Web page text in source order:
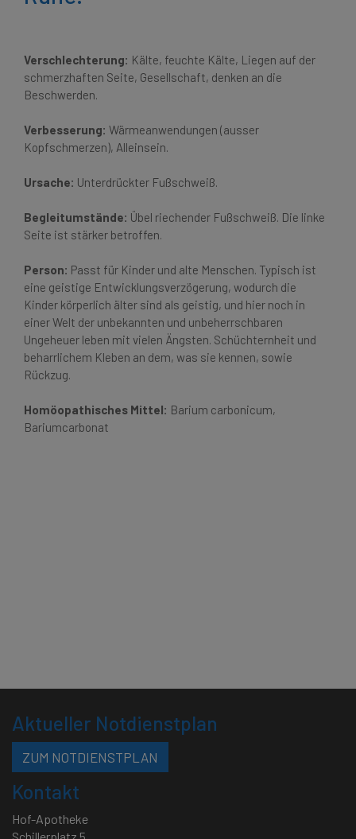
Verschlechterung: Kälte, feuchte Kälte, Liegen auf der
schmerzhaften Seite, Gesellschaft, denken an die
Beschwerden.
Verbesserung: Wärmeanwendungen (ausser
Kopfschmerzen), Alleinsein.
Ursache: Unterdrückter Fußschweiß.
Begleitumstände: Übel riechender Fußschweiß. Die linke
Seite ist stärker betroffen.
Person: Passt für Kinder und alte Menschen. Typisch ist
eine geistige Entwicklungsverzögerung, wodurch die
Kinder körperlich älter sind als geistig, und hier noch in
einer Welt der unbekannten und unbeherrschbaren
Ungeheuer leben mit vielen Ängsten. Schüchternheit und
beharrlichem Kleben an dem, was sie kennen, sowie
Rückzug.
Homöopathisches Mittel: Barium carbonicum,
Bariumcarbonat
Aktueller Notdienstplan
ZUM NOTDIENSTPLAN
Kontakt
Hof-Apotheke